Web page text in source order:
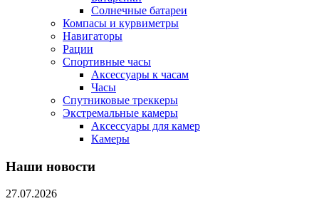
Солнечные батареи
Компасы и курвиметры
Навигаторы
Рации
Спортивные часы
Аксессуары к часам
Часы
Спутниковые треккеры
Экстремальные камеры
Аксессуары для камер
Камеры
Наши новости
27.07.2026